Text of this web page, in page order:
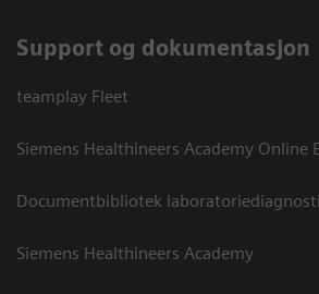
Support og dokumentasjon
teamplay Fleet
Siemens Healthineers Academy Online
Documentbibliotek
Siemens Healthineers Academy